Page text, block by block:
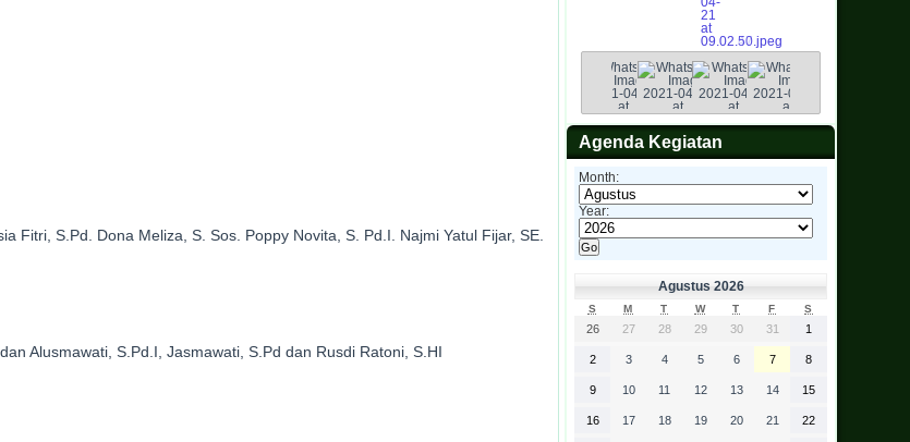
Fitri, S.Pd. Dona Meliza, S. Sos. Poppy Novita, S. Pd.I. Najmi Yatul Fijar, SE.
Alusmawati, S.Pd.I, Jasmawati, S.Pd dan Rusdi Ratoni, S.HI
Agenda Kegiatan
Month:
Year:
Agustus 2026
S M T W T F S
26 27 28 29 30 31 1
2 3 4 5 6 7 8
9 10 11 12 13 14 15
16 17 18 19 20 21 22